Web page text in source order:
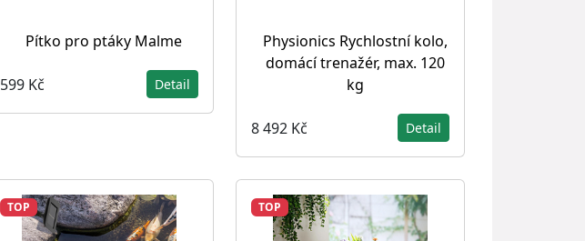
Pítko pro ptáky Malme
599 Kč Detail
Physionics Rychlostní kolo,
domácí trenažér, max. 120
kg
8 492 Kč Detail
TOP TOP